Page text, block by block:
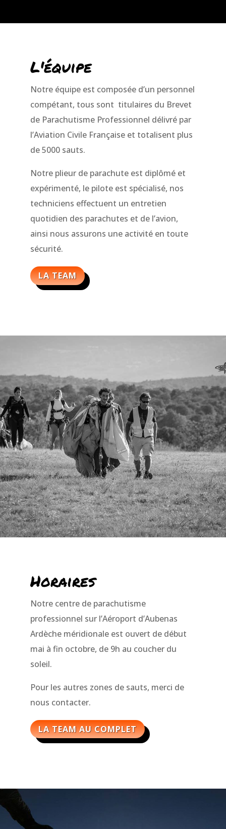
L'équipe
Notre équipe est composée d’un personnel
compétant, tous sont titulaires du Brevet
de Parachutisme Professionnel délivré par
l’Aviation Civile Française et totalisent plus
de 5000 sauts.
Notre plieur de parachute est diplômé et
expérimenté, le pilote est spécialisé, nos
techniciens effectuent un entretien
quotidien des parachutes et de l’avion,
ainsi nous assurons une activité en toute
sécurité.
LA TEAM
Horaires
Notre centre de parachutisme
professionnel sur l’Aéroport d’Aubenas
Ardèche méridionale est ouvert de début
mai à fin octobre, de 9h au coucher du
soleil.
Pour les autres zones de sauts, merci de
nous contacter.
LA TEAM AU COMPLET